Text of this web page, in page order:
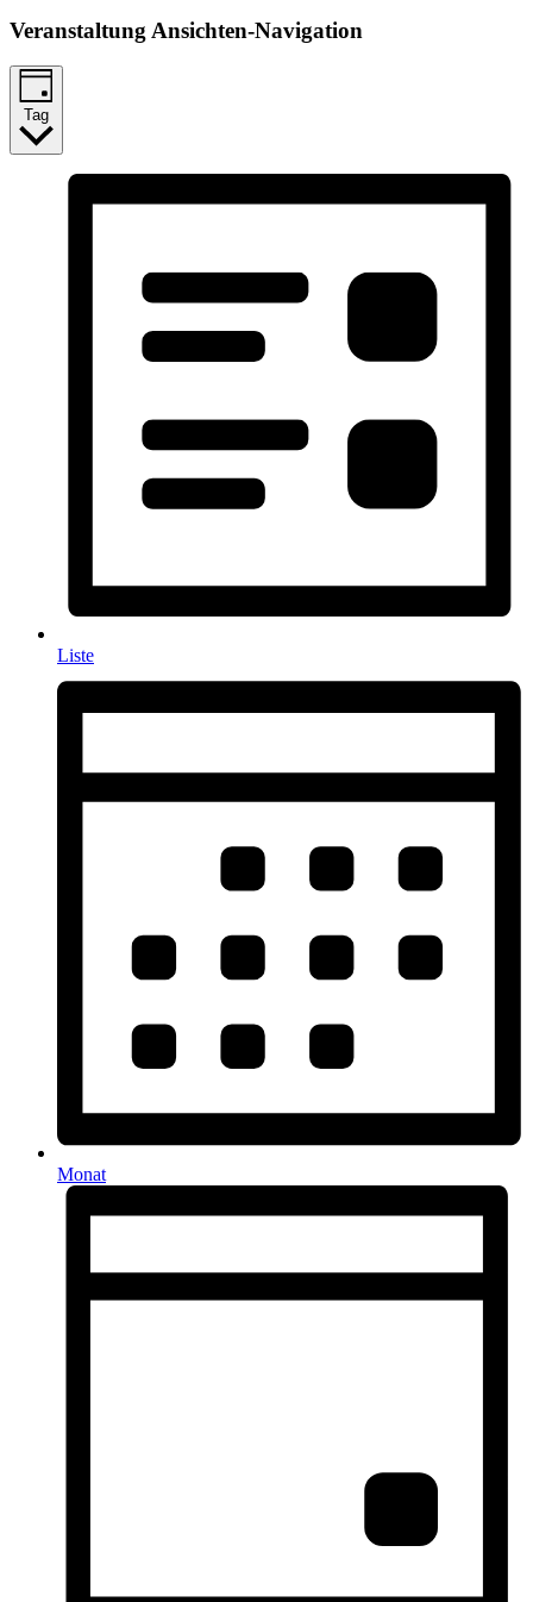
Veranstaltung Ansichten-Navigation
Tag
Liste
Monat